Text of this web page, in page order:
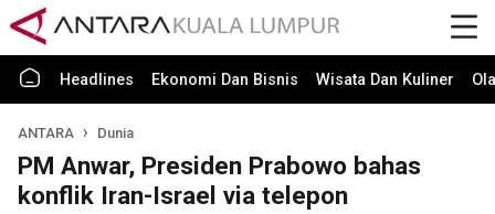
Headlines Ekonomi Dan Bisnis Wisata Dan Kuliner
ANTARA Dunia
PM Anwar, Presiden Prabowo bahas
konflik Iran-Israel via telepon